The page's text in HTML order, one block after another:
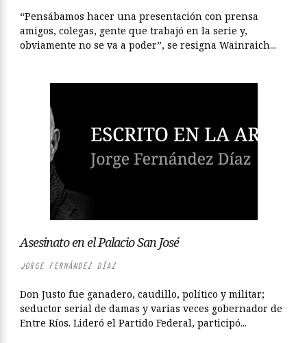
“Pensábamos hacer una presentación con prensa
amigos, colegas, gente que trabajó en la serie y,
obviamente no se va a poder”, se resigna Wainraich...
Asesinato en el Palacio San José
JORGE FERNÁNDEZ DÍAZ
Don Justo fue ganadero, caudillo, político y militar;
seductor serial de damas y varias veces gobernador de
Entre Ríos. Lideró el Partido Federal, participó...